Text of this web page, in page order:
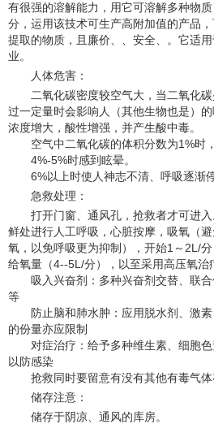
有很强的溶解能力，用它可溶解多种物
分，运用该技术可生产高附加值的产品
提取的物质，且廉价、、安全、。它适
业。
人体危害：
二氧化碳密度较空气大，当二氧化
过一定量时会影响人（其他生物也是）
浓度增大，酸性增强，并产生酸中毒。
空气中二氧化碳的体积分数为1%时
4%-5%时感到眩晕。
6%以上时使人神志不清、呼吸逐渐
急救处理：
打开门窗、通风孔，抢救者才可进
鲜处进行人工呼吸，心脏按摩，吸氧（
氧，以免呼吸更为抑制），开始1～2L/
给氧量（4--5L/分），以至采用高压氧治
吸入兴奋剂：多种兴奋剂交替、联
等
防止脑和肺水肿：应用脱水剂、激
的份量亦应限制
对症治疗：给予多种维生素、细胞
以防感染
抢救同时要留意有没有其他有毒气体
储存注意：
储存于阴凉、通风的库房。